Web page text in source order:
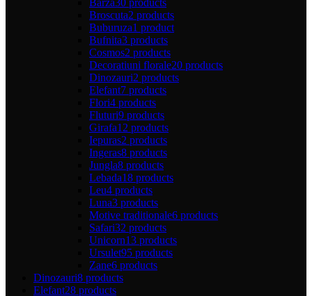
Barza30 products
Broscuta2 products
Buburuza1 product
Bufnita3 products
Cosmos2 products
Decoratiuni florale20 products
Dinozauri2 products
Elefant7 products
Flori4 products
Fluturi9 products
Girafa12 products
Iepuras2 products
Ingeras8 products
Jungla8 products
Lebada18 products
Leu4 products
Luna3 products
Motive traditionale6 products
Safari32 products
Unicorn13 products
Ursulet95 products
Zane6 products
Dinozauri8 products
Elefant28 products